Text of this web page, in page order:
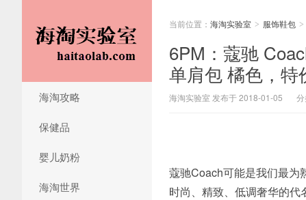
海淘攻略
保健品
婴儿奶粉
海淘世界
当前位置： 海淘实验室 > 服饰鞋包 >
6PM：蔻驰
单肩包 橘色，特
海淘实验室 发布于 2018-01-05 分
蔻驰Coach可能是我们最为
时尚、精致、低调奢华的